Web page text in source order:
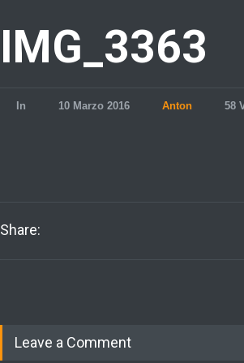
IMG_3363
In 10 Marzo 2016 Anton 58
Share:
Leave a Comment